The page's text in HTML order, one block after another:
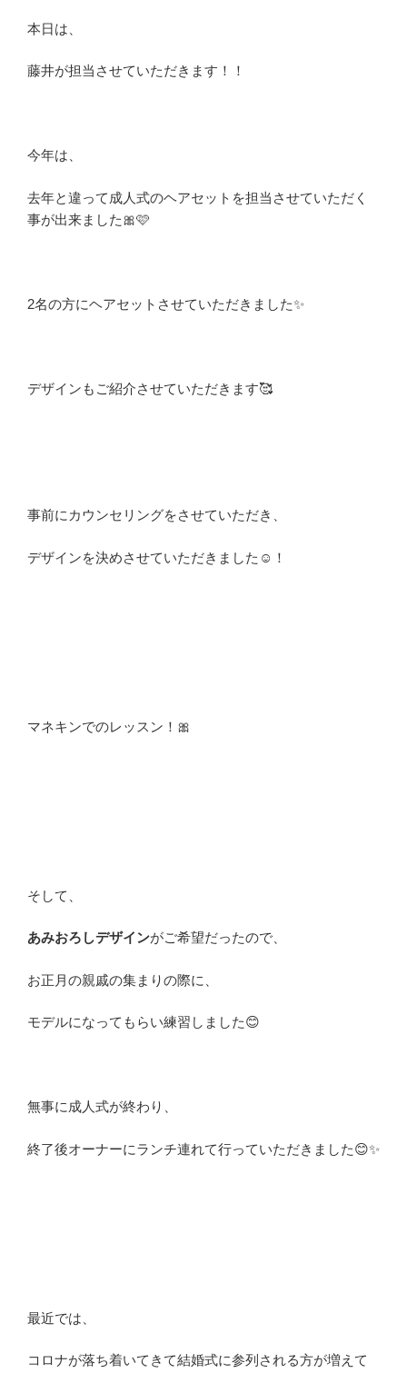
本日は、
藤井が担当させていただきます！！
今年は、
去年と違って成人式のヘアセットを担当させていただく
事が出来ました🎀🩷
2名の方にヘアセットさせていただきました✨
デザインもご紹介させていただきます🥰
事前にカウンセリングをさせていただき、
デザインを決めさせていただきました☺️！
マネキンでのレッスン！🎀
そして、
あみおろしデザインがご希望だったので、
お正月の親戚の集まりの際に、
モデルになってもらい練習しました😊
無事に成人式が終わり、
終了後オーナーにランチ連れて行っていただきました😊✨
最近では、
コロナが落ち着いてきて結婚式に参列される方が増えて